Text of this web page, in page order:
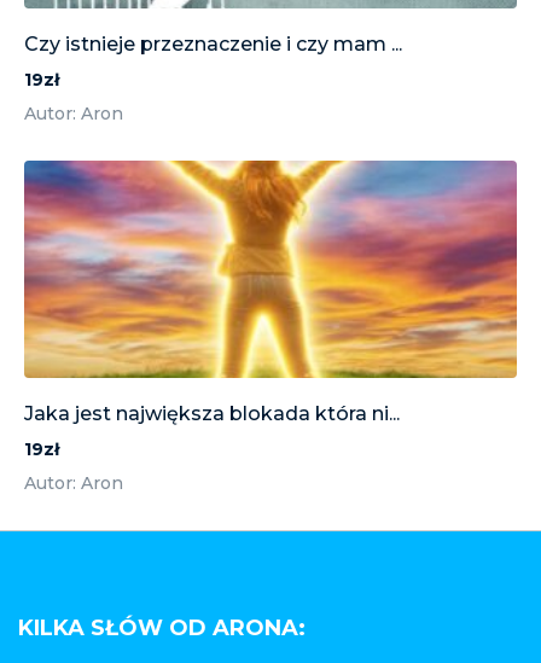
Czy istnieje przeznaczenie i czy mam ...
19zł
Autor: Aron
Jaka jest największa blokada która ni...
19zł
Autor: Aron
KILKA SŁÓW OD ARONA: